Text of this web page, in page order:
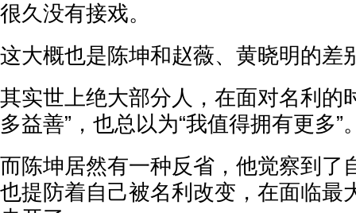
很久没有接戏。
这大概也是陈坤和赵薇、黄晓明的差
其实世上绝大部分人，在面对名利的
多益善”，也总以为“我值得拥有更多”
而陈坤居然有一种反省，他觉察到了
也提防着自己被名利改变，在面临最